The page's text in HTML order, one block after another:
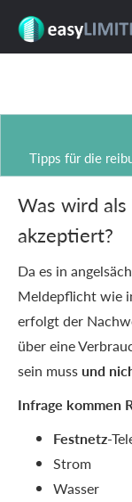
Tipps für die
Was wird
akzeptiert?
Da es in
Meldepflicht wie
erfolgt der
über eine
sein muss und
Infrage kommen
Festnetz-
Strom
Wasser